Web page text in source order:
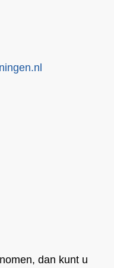
dan kunt u